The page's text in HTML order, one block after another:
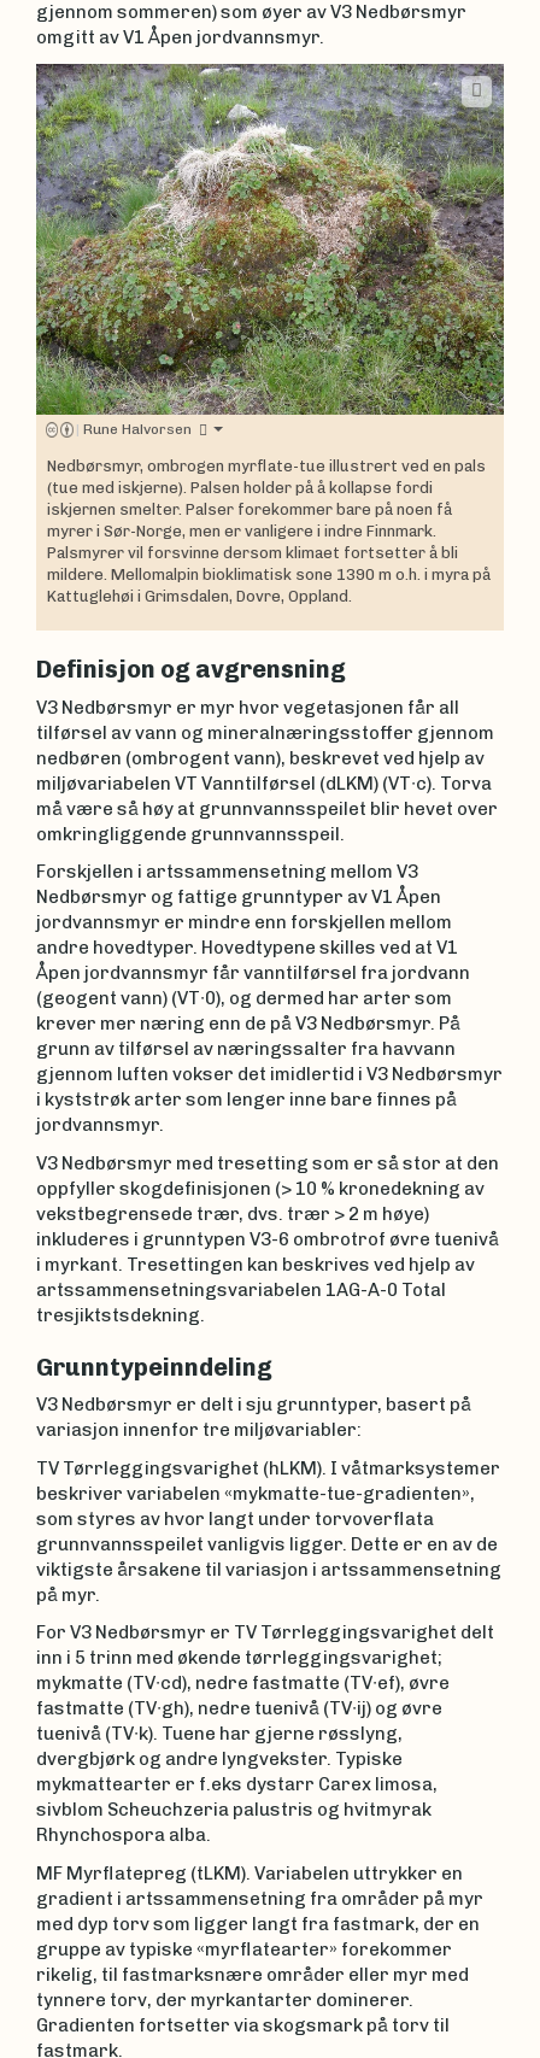
gjennom sommeren) som øyer av V3 Nedbørsmyr
omgitt av V1 Åpen jordvannsmyr.
| Rune Halvorsen
Nedbørsmyr, ombrogen myrflate-tue illustrert ved en pals
(tue med iskjerne). Palsen holder på å kollapse fordi
iskjernen smelter. Palser forekommer bare på noen få
myrer i Sør-Norge, men er vanligere i indre Finnmark.
Palsmyrer vil forsvinne dersom klimaet fortsetter å bli
mildere. Mellomalpin bioklimatisk sone 1390 m o.h. i myra på
Kattuglehøi i Grimsdalen, Dovre, Oppland.
Definisjon og avgrensning
V3 Nedbørsmyr er myr hvor vegetasjonen får all
tilførsel av vann og mineralnæringsstoffer gjennom
nedbøren (ombrogent vann), beskrevet ved hjelp av
miljøvariabelen VT Vanntilførsel (dLKM) (VT∙c). Torva
må være så høy at grunnvannsspeilet blir hevet over
omkringliggende grunnvannsspeil.
Forskjellen i artssammensetning mellom V3
Nedbørsmyr og fattige grunntyper av V1 Åpen
jordvannsmyr er mindre enn forskjellen mellom
andre hovedtyper. Hovedtypene skilles ved at V1
Åpen jordvannsmyr får vanntilførsel fra jordvann
(geogent vann) (VT∙0), og dermed har arter som
krever mer næring enn de på V3 Nedbørsmyr. På
grunn av tilførsel av næringssalter fra havvann
gjennom luften vokser det imidlertid i V3 Nedbørsmyr
i kyststrøk arter som lenger inne bare finnes på
jordvannsmyr.
V3 Nedbørsmyr med tresetting som er så stor at den
oppfyller skogdefinisjonen (> 10 % kronedekning av
vekstbegrensede trær, dvs. trær > 2 m høye)
inkluderes i grunntypen V3-6 ombrotrof øvre tuenivå
i myrkant. Tresettingen kan beskrives ved hjelp av
artssammensetningsvariabelen 1AG-A-0 Total
tresjiktstsdekning.
Grunntypeinndeling
V3 Nedbørsmyr er delt i sju grunntyper, basert på
variasjon innenfor tre miljøvariabler:
TV Tørrleggingsvarighet (hLKM). I våtmarksystemer
beskriver variabelen «mykmatte-tue-gradienten»,
som styres av hvor langt under torvoverflata
grunnvannsspeilet vanligvis ligger. Dette er en av de
viktigste årsakene til variasjon i artssammensetning
på myr.
For V3 Nedbørsmyr er TV Tørrleggingsvarighet delt
inn i 5 trinn med økende tørrleggingsvarighet;
mykmatte (TV∙cd), nedre fastmatte (TV∙ef), øvre
fastmatte (TV∙gh), nedre tuenivå (TV∙ij) og øvre
tuenivå (TV∙k). Tuene har gjerne røsslyng,
dvergbjørk og andre lyngvekster. Typiske
mykmattearter er f.eks dystarr Carex limosa,
sivblom Scheuchzeria palustris og hvitmyrak
Rhynchospora alba.
MF Myrflatepreg (tLKM). Variabelen uttrykker en
gradient i artssammensetning fra områder på myr
med dyp torv som ligger langt fra fastmark, der en
gruppe av typiske «myrflatearter» forekommer
rikelig, til fastmarksnære områder eller myr med
tynnere torv, der myrkantarter dominerer.
Gradienten fortsetter via skogsmark på torv til
fastmark.